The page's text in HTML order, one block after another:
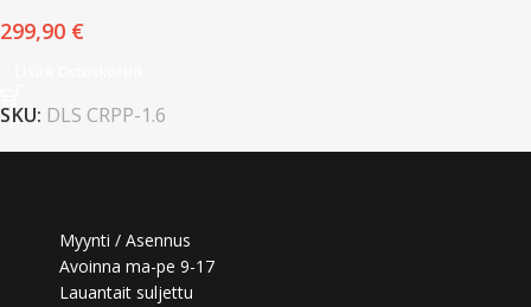
299,90 €
SKU: DLS CRPP-1.6
Myynti / Asennus
Avoinna ma-pe 9-17
Lauantait suljettu